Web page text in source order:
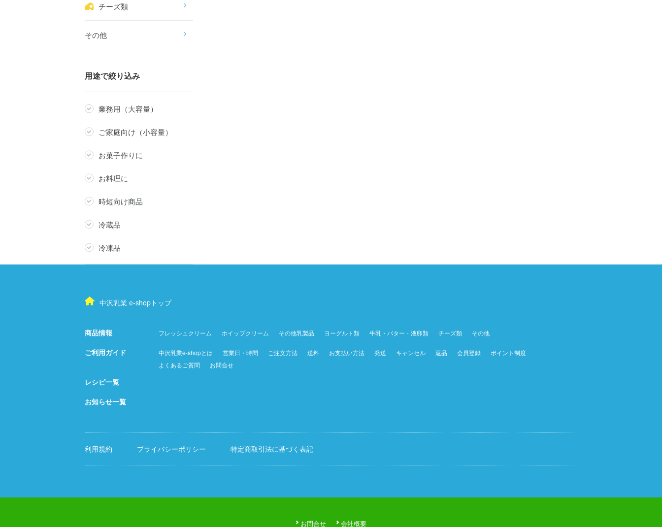
チーズ類
その他
用途で絞り込み
業務用（大容量）
ご家庭向け（小容量）
お菓子作りに
お料理に
時短向け商品
冷蔵品
冷凍品
中沢乳業 e-shopトップ
商品情報 フレッシュクリーム ホイップクリーム その他乳製品 ヨーグルト類 牛乳・バター・液卵類 チーズ類 その他
ご利用ガイド 中沢乳業e-shopとは 営業日・時間 ご注文方法 送料 お支払い方法 発送 キャンセル 返品 会員登録
ポイント制度
よくあるご質問
お問合せ
レシピ一覧
お知らせ一覧
利用規約 プライバシーポリシー 特定商取引法に基づく表記
お問合せ 会社概要